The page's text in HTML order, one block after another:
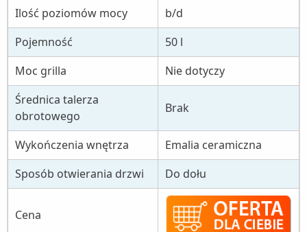
Ilość poziomów mocy
b/d
Pojemność
50 l
Moc grilla
Nie dotyczy
Średnica talerza
obrotowego
Brak
Wykończenia wnętrza
Emalia ceramiczna
Sposób otwierania drzwi
Do dołu
Cena